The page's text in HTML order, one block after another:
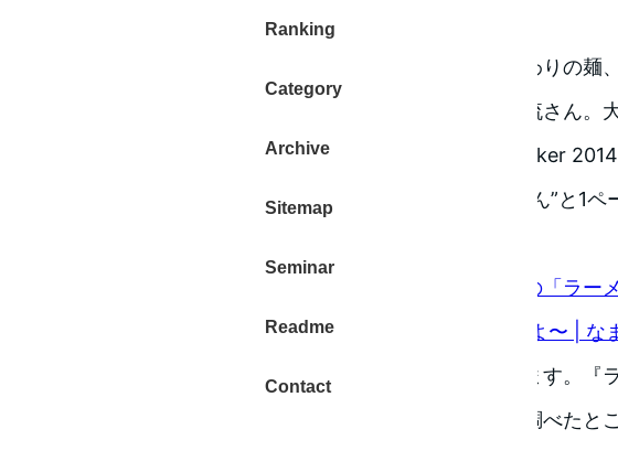
Ranking
Category
Archive
Sitemap
Seminar
Readme
Contact
者
旨味調味料を使わない、こだわりの
と素晴らしい。ラーメン春友流さん。
先日発売された『ラーメンWalker
続々現る！」特集にて、”どーん”と1
「らーめん春友流」初掲載の「ラ
す！ コンビニでも売ってますよ〜 | な
ものくろ は大阪に住んでいます。『
手にすることができるのか？調べた